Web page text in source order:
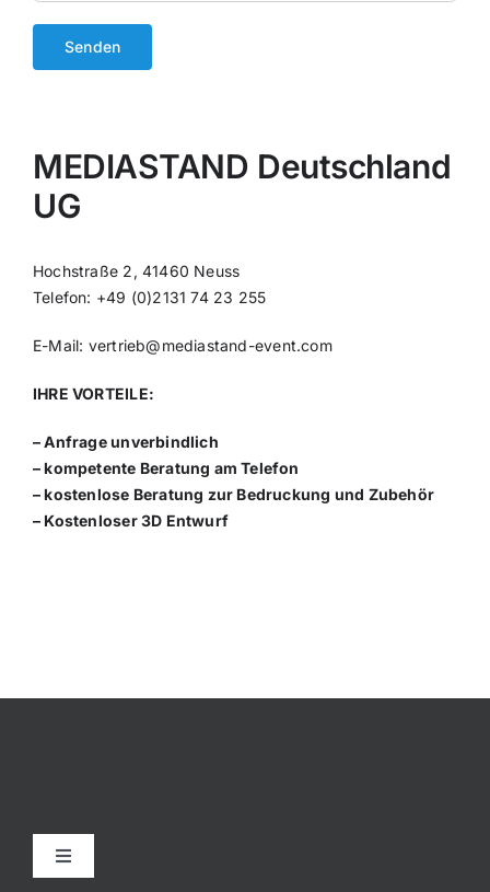
MEDIASTAND Deutschland
UG
Hochstraße 2, 41460 Neuss
Telefon: +49 (0)2131 74 23 255
E-Mail: vertrieb@mediastand-event.com
IHRE VORTEILE:
– Anfrage unverbindlich
– kompetente Beratung am Telefon
– kostenlose Beratung zur Bedruckung und Zubehör
– Kostenloser 3D Entwurf
Toggle